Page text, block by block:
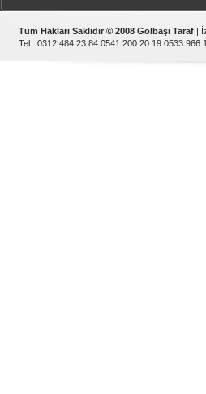
Tüm Hakları Saklıdır © 2008 Gölbaşı Taraf |
Tel : 0312 484 23 84 0541 200 20 19 0533 966